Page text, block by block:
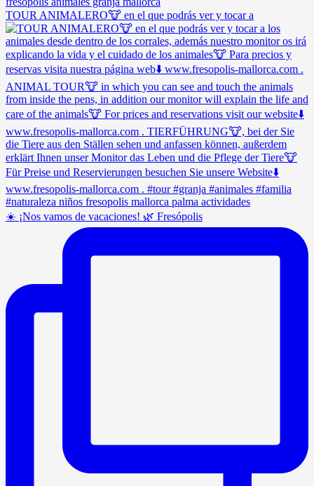
TOUR ANIMALERO🐮 en el que podrás ver y tocar a
☀️ ¡Nos vamos de vacaciones! 🌿 Fresópolis